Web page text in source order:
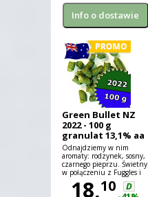
Green Bullet NZ
2022 - 100 g
granulat 13,1% aa
Odnajdziemy w nim
aromaty: rodzynek, sosny,
czarnego pieprzu. Świetny
w połączeniu z Fuggles i
Willamette.
18,10
D